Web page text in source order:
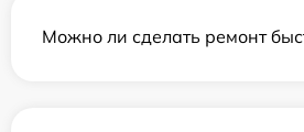
Можно ли сделать ремонт